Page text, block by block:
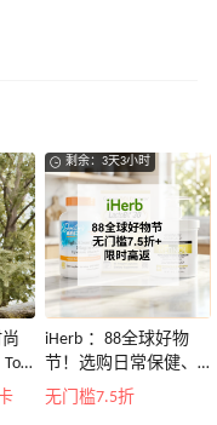
剩余：3天3小时
iHerb ：88全球好物
节！选购日常保健、
健身补剂、护肤洗护
无门槛7.5折